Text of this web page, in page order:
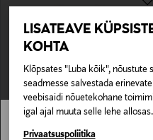
LISATEAVE
KOHTA
Klõpsates "Luba kõik", nõustute
seadmesse salvestada
veebisaidi nõuetekohane
igal ajal muuta selle lehe allosas.
Privaatsuspoliitika
LÖWENGRIP
Stockmann pole Sinu